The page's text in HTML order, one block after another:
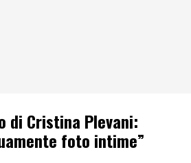
di Cristina Plevani:
foto intime”